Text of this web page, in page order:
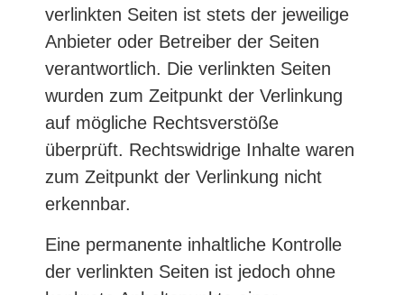
verlinkten Seiten ist stets der jeweilige
Anbieter oder Betreiber der Seiten
verantwortlich. Die verlinkten Seiten
wurden zum Zeitpunkt der Verlinkung
auf mögliche Rechtsverstöße
überprüft. Rechtswidrige Inhalte waren
zum Zeitpunkt der Verlinkung nicht
erkennbar.
Eine permanente inhaltliche Kontrolle
der verlinkten Seiten ist jedoch ohne